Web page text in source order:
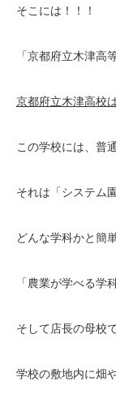
そこには！！！
「京都府立木津高
京都府立木津高校
この学校には、普
それは「システム
どんな学科かと簡
「農業が学べる学
そして店長の母校
学校の敷地内に畑